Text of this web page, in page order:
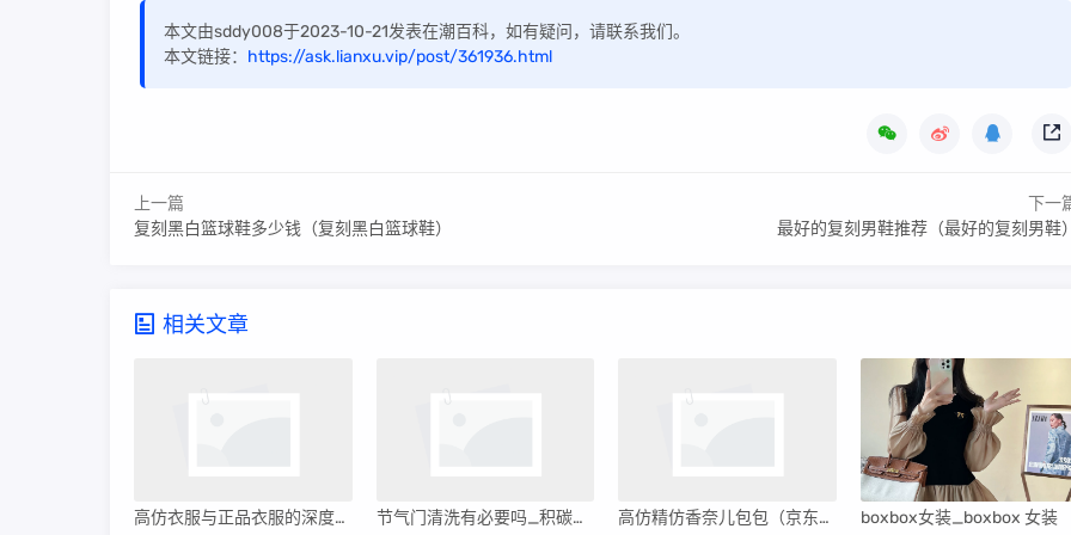
本文由sddy008于2023-10-21发表在潮百科，如有疑问，请联系我们。
本文链接： https://ask.lianxu.vip/post/361936.html
上一篇
复刻黑白篮球鞋多少钱（复刻黑白篮球鞋）
下一
最好的复刻男鞋推荐（最好的复刻男鞋
相关文章
高仿衣服与正品衣服的深度解析，差异、品质及价值 节气门清洗有必要吗_积碳清洗一般多少钱 高仿精仿香奈儿包包（京东高仿香奈儿包） boxbox女装_boxbox 女装